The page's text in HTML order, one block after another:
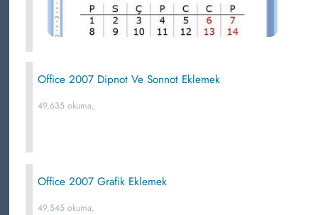
Office 2007 Dipnot Ve Sonnot Eklemek
49,635 okuma,
Office 2007 Grafik Eklemek
49,545 okuma,